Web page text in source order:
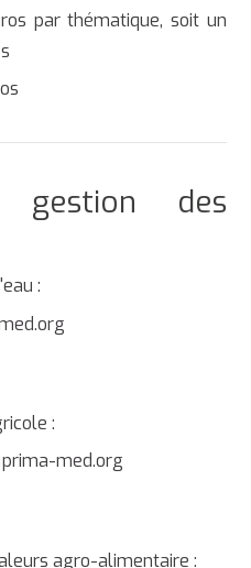
par thématique, soit un
gestion des
:
:
med.org
agro-alimentaire :